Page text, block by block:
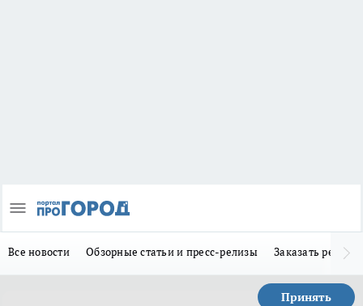
Все новости Обзорные статьи и пресс-релизы Заказать
Принять